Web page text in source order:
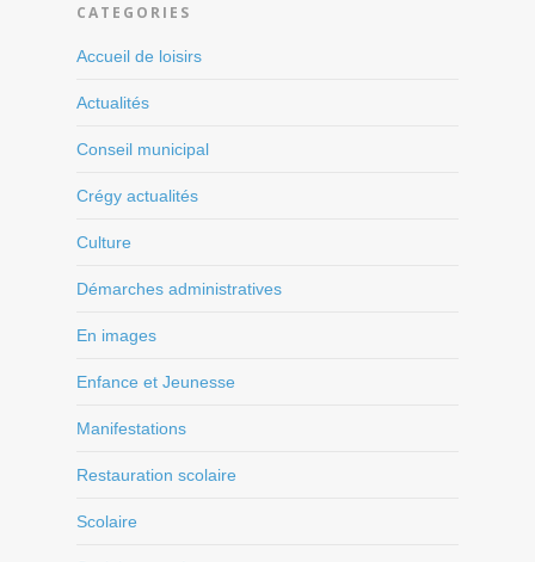
CATEGORIES
Accueil de loisirs
Actualités
Conseil municipal
Crégy actualités
Culture
Démarches administratives
En images
Enfance et Jeunesse
Manifestations
Restauration scolaire
Scolaire